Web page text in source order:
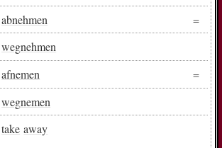
abnehmen
wegnehmen
afnemen
wegnemen
take away